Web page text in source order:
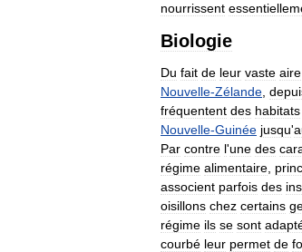
nourrissent
Biologie
Du fait de leur vaste aire
Nouvelle-Zélande
fréquentent des habitats
Nouvelle-Guinée jusqu'
Par contre l'une des
régime alimentaire
associent parfois des
oisillons chez certains
régime ils se sont
courbé leur permet de